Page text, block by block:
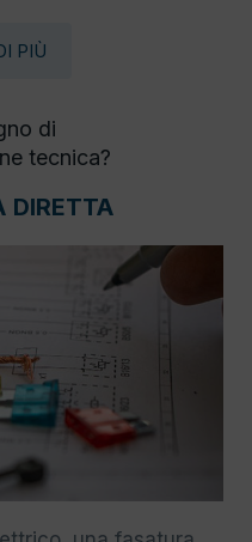
PIÙ
di
tecnica?
DIRETTA